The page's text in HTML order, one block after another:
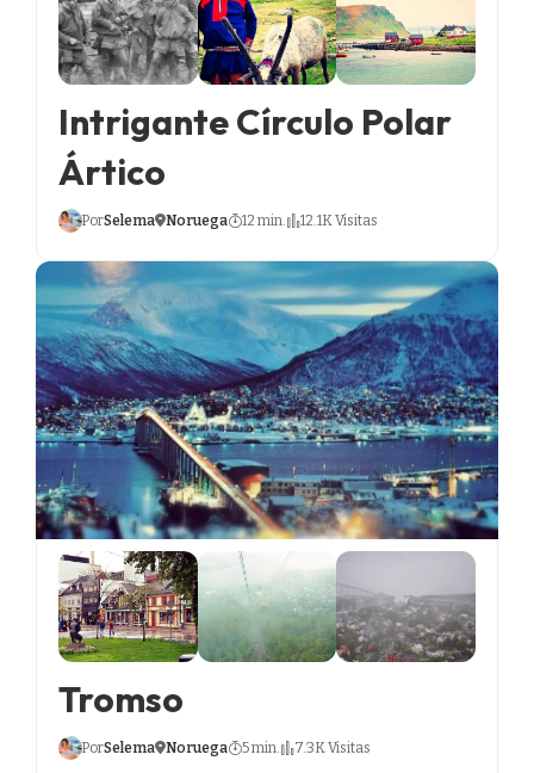
Intrigante Círculo Polar
Ártico
PorSelema Noruega 12 min. 12.1K Visitas
Tromso
PorSelema Noruega 5 min. 7.3K Visitas